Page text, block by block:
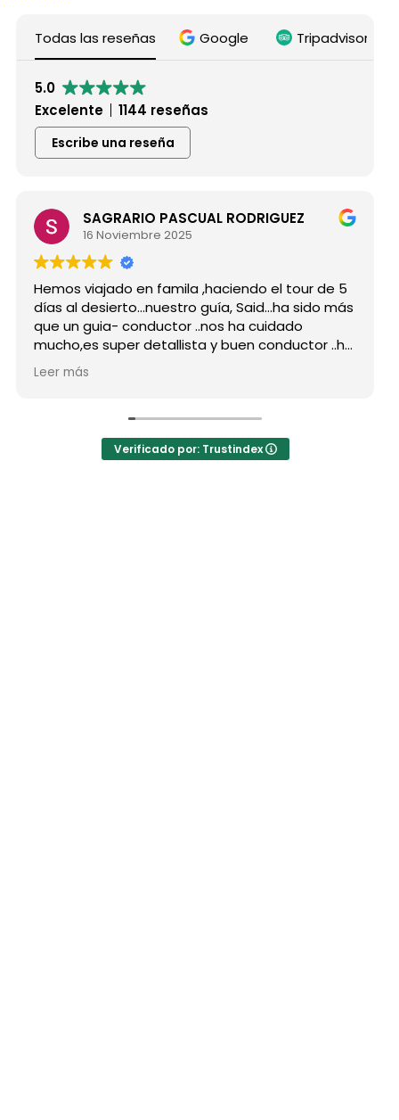
Todas las reseñas Google Tripadvisor
5.0
Excelente
1144 reseñas
Escribe una reseña
SAGRARIO PASCUAL RODRIGUEZ
16 Noviembre 2025
Hemos viajado en famila ,haciendo el tour de 5
días al desierto...nuestro guía, Said...ha sido más
que un guia- conductor ..nos ha cuidado
mucho,es super detallista y buen conductor ..ha
estado atento a todas nuestras peticiones y
nos ha enseñado muchos lugares
persona..Gracias Said.
En cuanto a la agencia,..súper agradecida a Mila
Leer más
Verificado por: Trustindex